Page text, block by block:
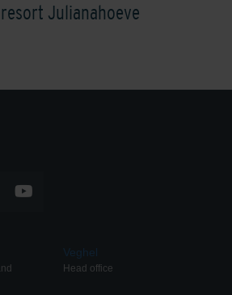
Julianahoeve
Veghel
Head office